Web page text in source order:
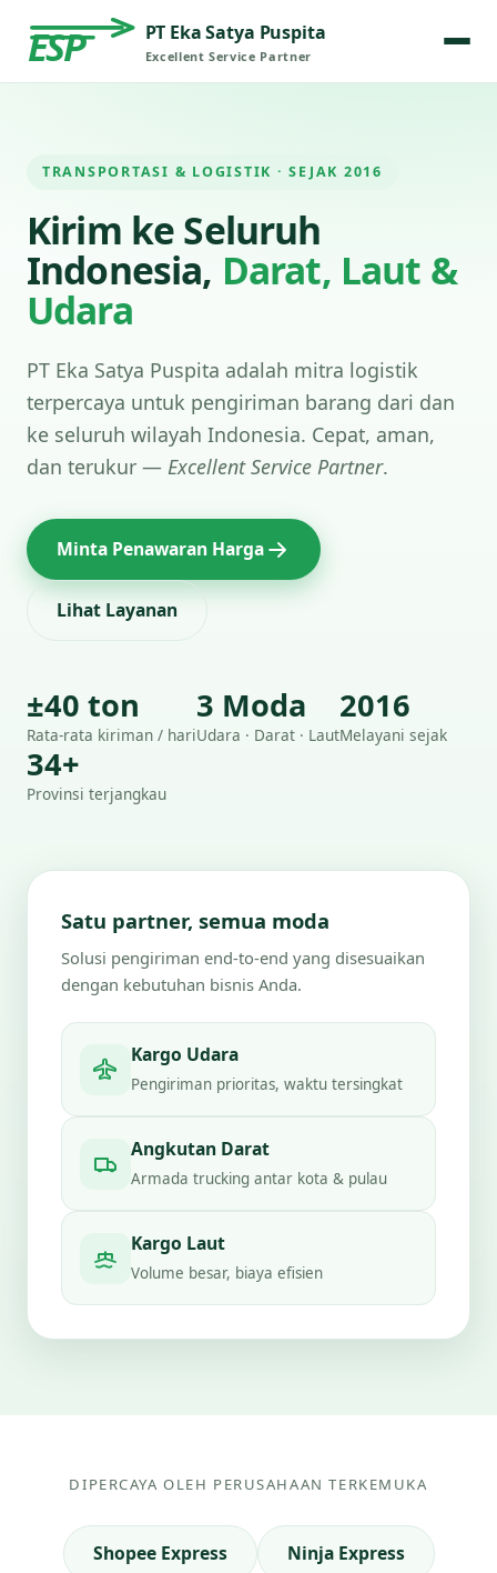
ESP PT Eka Satya Puspita
Excellent Service Partner
TRANSPORTASI & LOGISTIK · SEJAK 2016
Kirim ke Seluruh
Indonesia, Darat, Laut &
Udara
PT Eka Satya Puspita adalah mitra logistik
terpercaya untuk pengiriman barang dari dan
ke seluruh wilayah Indonesia. Cepat, aman,
dan terukur — Excellent Service Partner.
Minta Penawaran Harga
Lihat Layanan
±40 ton
Rata-rata kiriman / hari
3 Moda
Udara · Darat · Laut
2016
Melayani sejak
34+
Provinsi terjangkau
Satu partner, semua moda
Solusi pengiriman end-to-end yang disesuaikan
dengan kebutuhan bisnis Anda.
Kargo Udara
Pengiriman prioritas, waktu tersingkat
Angkutan Darat
Armada trucking antar kota & pulau
Kargo Laut
Volume besar, biaya efisien
DIPERCAYA OLEH PERUSAHAAN TERKEMUKA
Shopee Express Ninja Express